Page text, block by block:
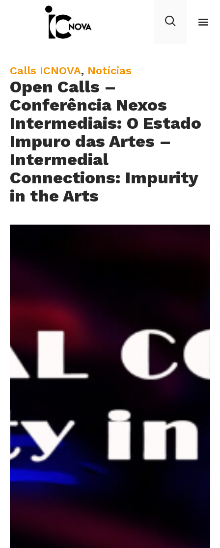
Open Calls –
Conferência Nexos
Intermediais: O Estado
Impuro das Artes –
Intermedial
Connections: Impurity
in the Arts
C
a
t
e
o
r
y
Calls ICNOVA, Notícias